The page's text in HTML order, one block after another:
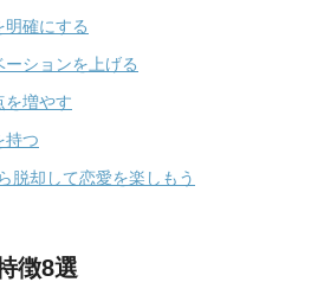
確にする
ションを上げる
を増やす
持つ
脱却して恋愛を楽しもう
徴8選